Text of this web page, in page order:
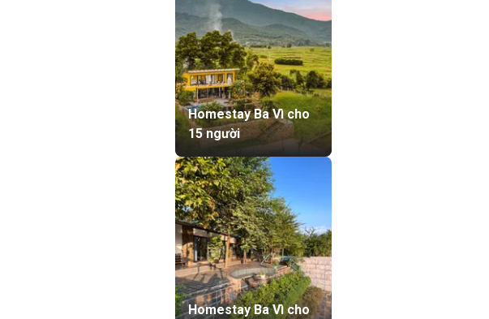
Homestay Ba Vì cho
15 người
Homestay Ba Vì cho